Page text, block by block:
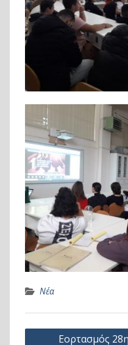
Νέα
Πλοήγηση
Εορτασμός